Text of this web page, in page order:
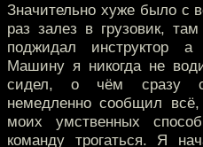
Значительно хуже было с
раз залез в грузовик,
поджидал инструктор
Машину я никогда не
сидел, о чём сразу
немедленно сообщил
моих умственных
команду трогаться. Я